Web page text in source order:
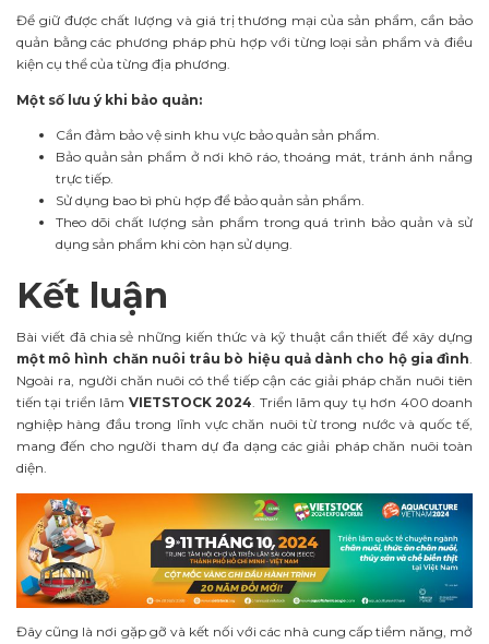
Để giữ được chất lượng và giá trị thương mại của sản phẩm, cần bảo
quản bằng các phương pháp phù hợp với từng loại sản phẩm và điều
kiện cụ thể của từng địa phương.
Một số lưu ý khi bảo quản:
Cần đảm bảo vệ sinh khu vực bảo quản sản phẩm.
Bảo quản sản phẩm ở nơi khô ráo, thoáng mát, tránh ánh nắng
trực tiếp.
Sử dụng bao bì phù hợp để bảo quản sản phẩm.
Theo dõi chất lượng sản phẩm trong quá trình bảo quản và sử
dụng sản phẩm khi còn hạn sử dụng.
Kết luận
Bài viết đã chia sẻ những kiến thức và kỹ thuật cần thiết để xây dựng
một mô hình chăn nuôi trâu bò hiệu quả dành cho hộ gia đình.
Ngoài ra, người chăn nuôi có thể tiếp cận các giải pháp chăn nuôi tiên
tiến tại triển lãm VIETSTOCK 2024. Triển lãm quy tụ hơn 400 doanh
nghiệp hàng đầu trong lĩnh vực chăn nuôi từ trong nước và quốc tế,
mang đến cho người tham dự đa dạng các giải pháp chăn nuôi toàn
diện.
Đây cũng là nơi gặp gỡ và kết nối với các nhà cung cấp tiềm năng, mở